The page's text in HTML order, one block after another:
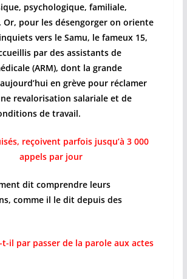
psychologique, familiale,
Or, pour les désengorger on oriente
vers le Samu, le fameux 15,
par des assistants de
(ARM), dont la grande
en grève pour réclamer
revalorisation salariale et de
de travail.
reçoivent parfois jusqu’à 3 000
appels par jour
dit comprendre leurs
comme il le dit depuis des
il par passer de la parole aux actes